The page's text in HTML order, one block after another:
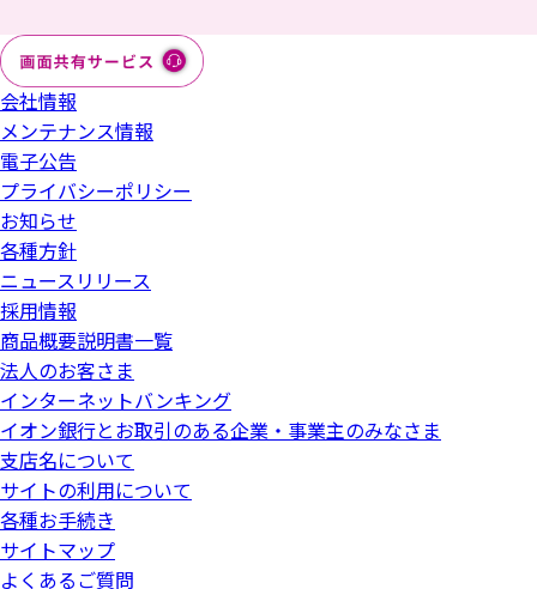
商号等：株式会社イオン銀行
会社情報
メンテナンス情報
電子公告
プライバシーポリシー
お知らせ
各種方針
ニュースリリース
採用情報
商品概要説明書一覧
法人のお客さま
インターネットバンキング
イオン銀行とお取引のある企業・事業主のみなさま
支店名について
サイトの利用について
各種お手続き
サイトマップ
よくあるご質問